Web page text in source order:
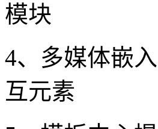
模块
4、多媒体嵌
互元素